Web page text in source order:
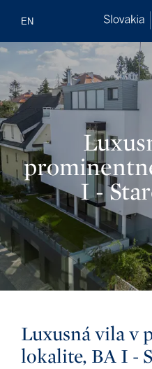
EN
I -
Luxusná vila v
lokalite, BA I -